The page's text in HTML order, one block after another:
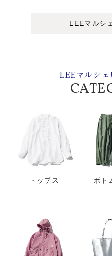
LEEマルシ
LEEマルシェ
トップス ボト